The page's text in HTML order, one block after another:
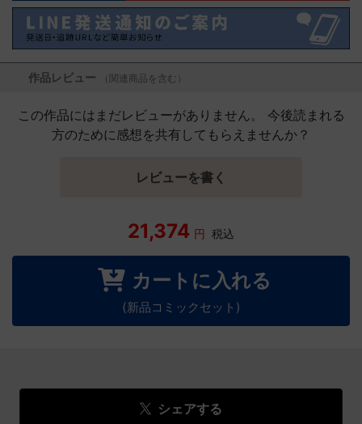
作品レビュー （関連商品を含む）
この作品にはまだレビューがありません。 今後読まれる
方のために感想を共有してもらえませんか？
レビューを書く
21,374 円 税込
カートに入れる
(新品コミックセット)
シェアする